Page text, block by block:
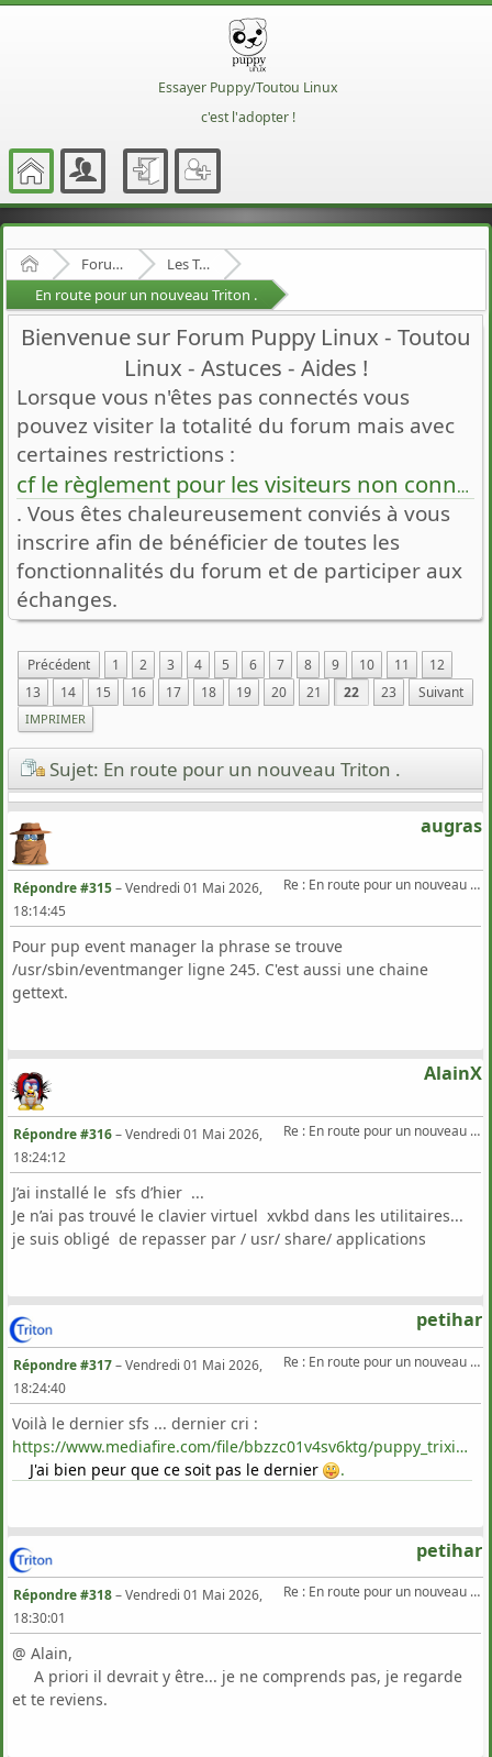
Essayer Puppy/Toutou Linux
c'est l'adopter !
Accueil Forum Francophone de Puppy/Toutou Linux
Les Toutous
En route pour un nouveau Triton .
Bienvenue sur Forum Puppy Linux - Toutou
Linux - Astuces - Aides !
Lorsque vous n'êtes pas connectés vous
pouvez visiter la totalité du forum mais avec
certaines restrictions :
cf le règlement pour les visiteurs non connectés
. Vous êtes chaleureusement conviés à vous
inscrire afin de bénéficier de toutes les
fonctionnalités du forum et de participer aux
échanges.
Précédent 1 2 3 4 5 6 7 8 9 10 11
12
13
14 15 16 17 18 19 20 21 22 23 Suivant
IMPRIMER
Sujet: En route pour un nouveau Triton .
augras
Re : En route pour un nouveau Triton .
Répondre #315–Vendredi 01 Mai 2026,
18:14:45
Pour pup event manager la phrase se trouve
/usr/sbin/eventmanger ligne 245. C'est aussi une chaine
gettext.
AlainX
Re : En route pour un nouveau Triton .
Répondre #316–Vendredi 01 Mai 2026,
18:24:12
J’ai installé le sfs d’hier ...
Je n’ai pas trouvé le clavier virtuel xvkbd dans les utilitaires...
je suis obligé de repasser par / usr/ share/ applications
petihar
Re : En route pour un nouveau Triton .
Répondre #317–Vendredi 01 Mai 2026,
18:24:40
Voilà le dernier sfs ... dernier cri :
https://www.mediafire.com/file/bbzzc01v4sv6ktg/puppy_trixiepup64_11.2.sfs/file
J'ai bien peur que ce soit pas le dernier
.
petihar
Re : En route pour un nouveau Triton .
Répondre #318–Vendredi 01 Mai 2026,
18:30:01
@ Alain,
A priori il devrait y être... je ne comprends pas, je regarde
et te reviens.